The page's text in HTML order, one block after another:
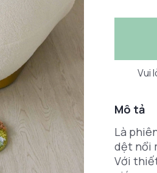
Vui
Mô tả
Là
dệt nổi
Với